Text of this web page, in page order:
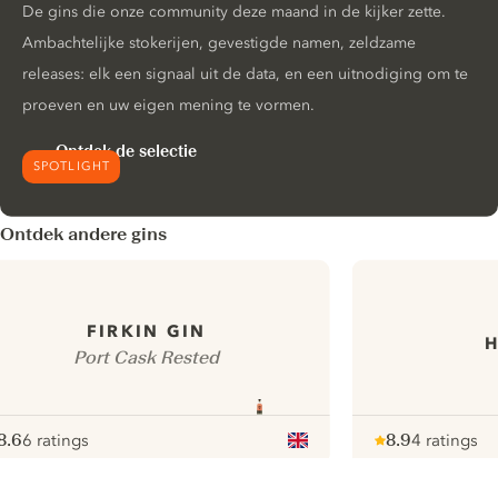
SPOTLIGHT
De gins die onze community deze maand in de kijker zette.
Ambachtelijke stokerijen, gevestigde namen, zeldzame
releases: elk een signaal uit de data, en een uitnodiging om te
proeven en uw eigen mening te vormen.
Ontdek de selectie
Ontdek andere gins
FIRKIN GIN
Port Cask Rested
6 ratings
8.94 ratings